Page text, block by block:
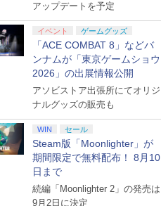
アップデートを予定
イベント ゲームグッズ
「ACE COMBAT 8」などバ
ンナムが「東京ゲームショウ
2026」の出展情報公開
アソビストア出張所にてオリジ
ナルグッズの販売も
WIN セール
Steam版「Moonlighter」が
期間限定で無料配布！ 8月10
日まで
続編「Moonlighter 2」の発売は
9月2日に決定